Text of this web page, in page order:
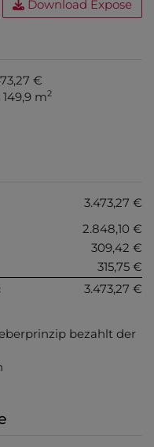
Download Expose
€
149,9 m2
3.473,27 €
2.848,10 €
309,42 €
315,75 €
3.473,27 €
bezahlt der